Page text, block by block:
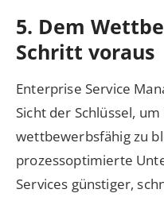
5. Dem
Schritt voraus
Enterprise Service
Sicht der Schlüssel,
wettbewerbsfähig zu
prozessoptimierte
Services günstiger,